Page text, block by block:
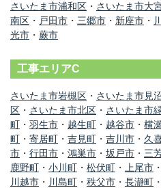
さいたま市浦和区 ・ さいたま市大
南区 ・ 戸田市 ・ 三郷市 ・ 新座市 ・
光市 ・ 蕨市
工事エリアC
さいたま市岩槻区 ・ さいたま市見
区 ・ さいたま市北区 ・ さいたま市
町 ・ 羽生市 ・ 越生町 ・ 越谷市 ・ 横
町 ・ 寄居町 ・ 吉見町 ・ 吉川市 ・ 久
市 ・ 行田市 ・ 鴻巣市 ・ 坂戸市 ・ 三
鹿野町 ・ 小川町 ・ 松伏町 ・ 上尾市 ・
川越市 ・ 川島町 ・ 秩父市 ・ 長瀞町 ・